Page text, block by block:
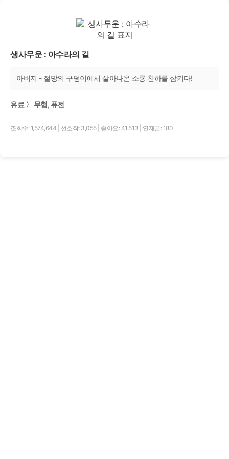
생사무운 : 아수라의 길
아버지 - 절망의 구덩이에서 살아나온 소룡 천하를 삼키다!
유료 〉 무협, 퓨전
조회수: 1,574,644 선호작: 3,055 좋아요: 41,513 연재글: 180